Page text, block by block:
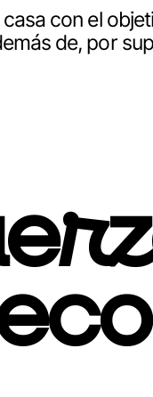
con el
de, por